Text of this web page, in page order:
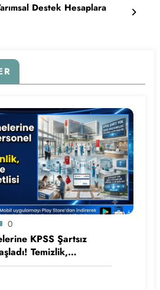
Destek Hesaplara
0
KPSS Şartsız
Temizlik,
ve Hastane